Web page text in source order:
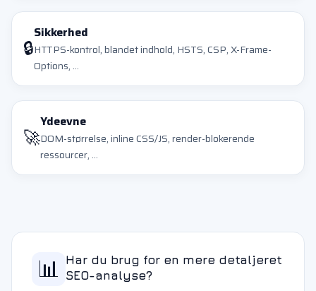
🔒
Sikkerhed
HTTPS-kontrol, blandet indhold, HSTS, CSP, X-Frame-
Options, ...
🚀
Ydeevne
DOM-størrelse, inline CSS/JS, render-blokerende
ressourcer, ...
📊 Har du brug for en mere detaljeret
SEO-analyse?